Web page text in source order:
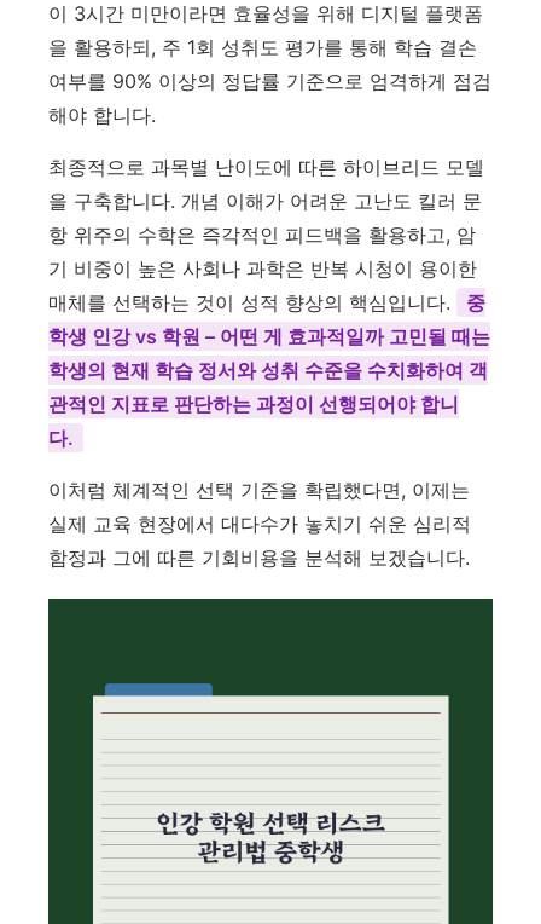
이 3시간 미만이라면 효율성을 위해 디지털 플랫폼
을 활용하되, 주 1회 성취도 평가를 통해 학습 결손
여부를 90% 이상의 정답률 기준으로 엄격하게 점검
해야 합니다.
최종적으로 과목별 난이도에 따른 하이브리드 모델
을 구축합니다. 개념 이해가 어려운 고난도 킬러 문
항 위주의 수학은 즉각적인 피드백을 활용하고, 암
기 비중이 높은 사회나 과학은 반복 시청이 용이한
매체를 선택하는 것이 성적 향상의 핵심입니다.
중
학생 인강 vs 학원 – 어떤 게 효과적일까 고민될 때는
학생의 현재 학습 정서와 성취 수준을 수치화하여 객
관적인 지표로 판단하는 과정이 선행되어야 합니
다.
이처럼 체계적인 선택 기준을 확립했다면, 이제는
실제 교육 현장에서 대다수가 놓치기 쉬운 심리적
함정과 그에 따른 기회비용을 분석해 보겠습니다.